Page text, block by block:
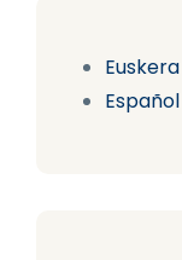
Euskera
Español